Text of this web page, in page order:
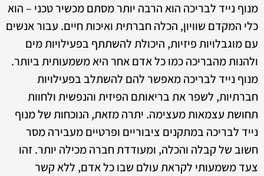
מנוף נייד לבריכה הוא הרבה יותר מסתם מכשיר טכני – הוא
כלי המקדם שוויון, הכלה חברתית ואיכות חיים. עבור אנשים
עם מוגבלויות פיזיות, היכולת להשתתף בפעילויות מים
ולהנות מהבריכה כמו כל אדם אחר היא משמעותית ביותר.
מנוף נייד לבריכה מאפשר להם להשתלב בפעילויות
חברתיות, לשפר את בריאותם הפיזית והנפשית ולחוות
תחושת עצמאות מעצימה. יתרה מזאת, הנוכחות של מנוף
נייד לבריכה במתקנים ציבוריים ופרטיים מעבירה מסר
חשוב של קבלה והכלה, ומעודדת חברה מכילה יותר. זהו
צעד משמעותי לקראת עולם שבו כל אדם, ללא קשר